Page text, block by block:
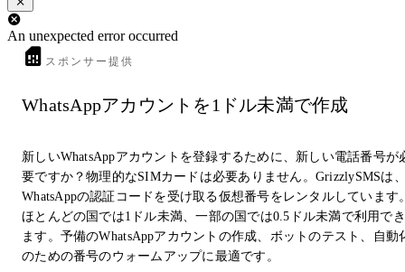
An unexpected error occurred
スポンサー提供
WhatsAppアカウントを1ドル未満で作成
新しいWhatsAppアカウントを登録するために、新しい電話番号が
要ですか？物理的なSIMカードは必要ありません。GrizzlySMSは
WhatsAppの認証コードを受け取る仮想番号をレンタルしています
ほとんどの国では1ドル未満、一部の国では0.5ドル未満で利用でき
ます。予備のWhatsAppアカウントの作成、ボットのテスト、自動
のための番号のウォームアップに最適です。